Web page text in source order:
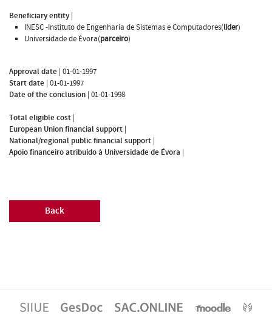
Beneficiary entity|
INESC -Instituto de Engenharia de Sistemas e Computadores(líder)
Universidade de Évora(parceiro)
Approval date | 01-01-1997
Start date | 01-01-1997
Date of the conclusion | 01-01-1998
Total eligible cost |
European Union financial support |
National/regional public financial support |
Apoio financeiro atribuído à Universidade de Évora |
Back